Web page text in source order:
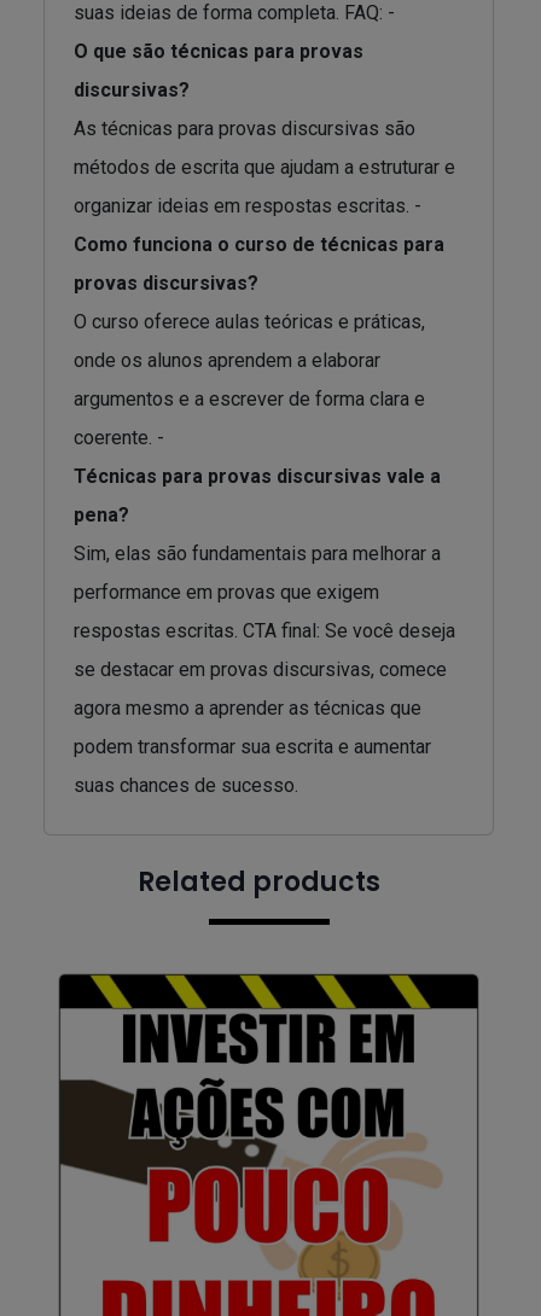
suas ideias de forma completa. FAQ: -
O que são técnicas para provas
discursivas?
As técnicas para provas discursivas são
métodos de escrita que ajudam a estruturar e
organizar ideias em respostas escritas. -
Como funciona o curso de técnicas para
provas discursivas?
O curso oferece aulas teóricas e práticas,
onde os alunos aprendem a elaborar
argumentos e a escrever de forma clara e
coerente. -
Técnicas para provas discursivas vale a
pena?
Sim, elas são fundamentais para melhorar a
performance em provas que exigem
respostas escritas. CTA final: Se você deseja
se destacar em provas discursivas, comece
agora mesmo a aprender as técnicas que
podem transformar sua escrita e aumentar
suas chances de sucesso.
Related products